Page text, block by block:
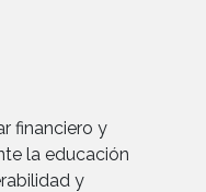
financiero y
la educación
y